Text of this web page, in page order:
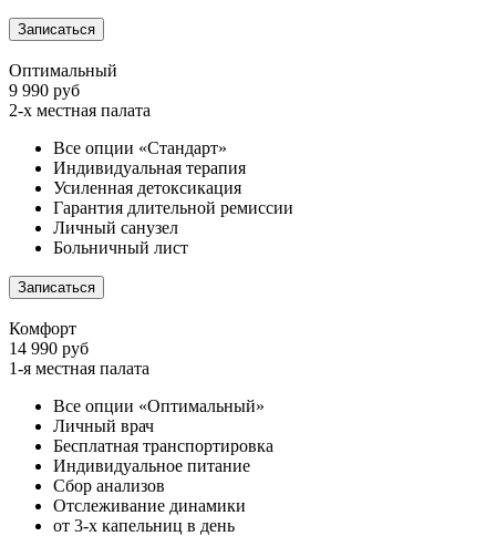
Записаться
Оптимальный
9 990 руб
2-х местная палата
Все опции «Стандарт»
Индивидуальная терапия
Усиленная детоксикация
Гарантия длительной ремиссии
Личный санузел
Больничный лист
Записаться
Комфорт
14 990 руб
1-я местная палата
Все опции «Оптимальный»
Личный врач
Бесплатная транспортировка
Индивидуальное питание
Сбор анализов
Отслеживание динамики
от 3-х капельниц в день